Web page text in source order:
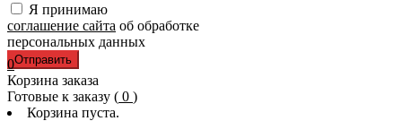
Я принимаю
соглашение сайта об обработке
персональных данных
0
Корзина заказа
Готовые к заказу ( 0 )
Корзина пуста.